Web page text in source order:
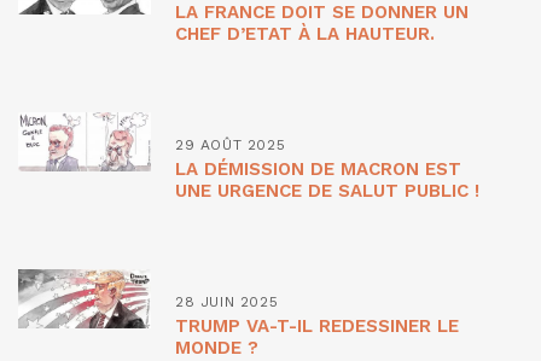
LA FRANCE DOIT SE DONNER UN
CHEF D’ETAT À LA HAUTEUR.
29 AOÛT 2025
LA DÉMISSION DE MACRON EST
UNE URGENCE DE SALUT PUBLIC !
28 JUIN 2025
TRUMP VA-T-IL REDESSINER LE
MONDE ?